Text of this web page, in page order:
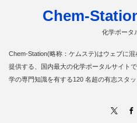
Chem-
化学ポータ
Chem-Station(略称：ケムステ)はウェブに
提供する、国内最大の化学ポータルサイト
学の専門知識を有する120 名超の有志スタ